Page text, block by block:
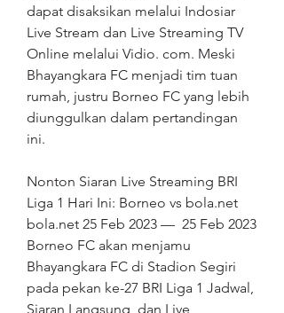
dapat disaksikan melalui Indosiar
Live Stream dan Live Streaming TV
Online melalui Vidio. com. Meski
Bhayangkara FC menjadi tim tuan
rumah, justru Borneo FC yang lebih
diunggulkan dalam pertandingan
ini.
Nonton Siaran Live Streaming BRI
Liga 1 Hari Ini: Borneo vs bola.net
bola.net 25 Feb 2023 —  25 Feb 2023
Borneo FC akan menjamu
Bhayangkara FC di Stadion Segiri
pada pekan ke-27 BRI Liga 1 Jadwal,
Siaran Langsung, dan Live